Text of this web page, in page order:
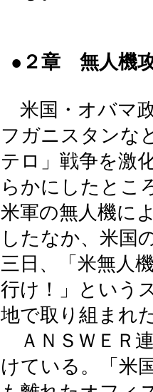
●２章 無人機
米国・オバマ
フガニスタンな
テロ」戦争を激
らかにしたとこ
米軍の無人機に
したなか、米国
三日、「米無人
行け！」という
地で取り組まれ
ＡＮＳＷＥＲ
けている。「米